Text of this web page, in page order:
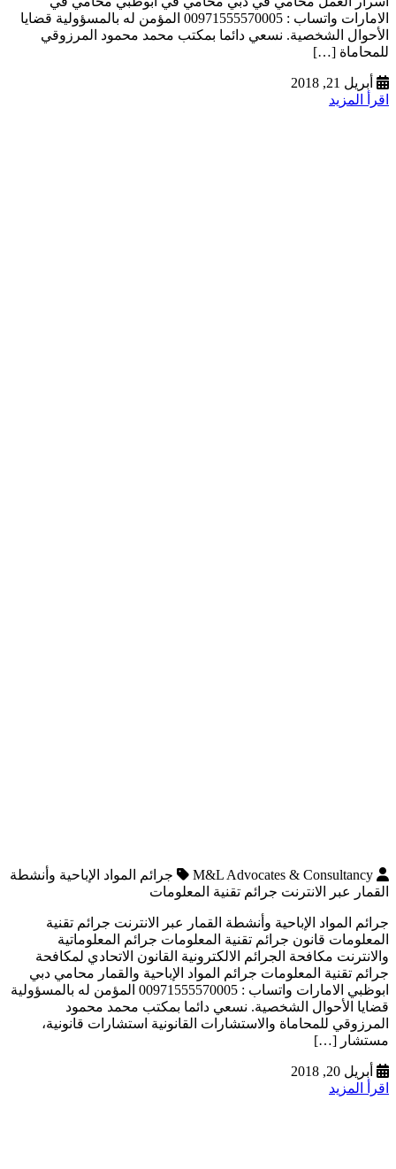
الامارات واتساب : 00971555570005 المؤمن له بالمسؤولية قضايا
الأحوال الشخصية. نسعي دائما بمكتب محمد محمود المرزوقي
للمحاماة […]
أبريل 21, 2018
اقرأ المزيد
M&L Advocates & Consultancy
جرائم المواد الإباحية وأنشطة
القمار عبر الانترنت جرائم تقنية المعلومات
جرائم المواد الإباحية وأنشطة القمار عبر الانترنت جرائم تقنية
المعلومات قانون جرائم تقنية المعلومات جرائم المعلوماتية
والانترنت مكافحة الجرائم الالكترونية القانون الاتحادي لمكافحة
جرائم تقنية المعلومات جرائم المواد الإباحية والقمار محامي دبي
ابوظبي الامارات واتساب : 00971555570005 المؤمن له بالمسؤولية
قضايا الأحوال الشخصية. نسعي دائما بمكتب محمد محمود
المرزوقي للمحاماة والاستشارات القانونية استشارات قانونية،
مستشار […]
أبريل 20, 2018
اقرأ المزيد